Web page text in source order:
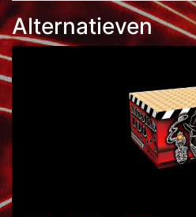
Alternatieven